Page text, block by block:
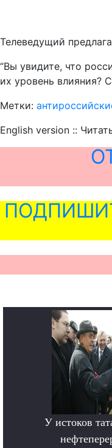
Телеведущий
“Вы увидите, что
их уровень влияния?
Метки:
English version ::
У истоков